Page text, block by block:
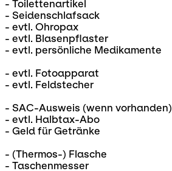
- Toilettenartikel
- Seidenschlafsack
- evtl. Ohropax
- evtl. Blasenpflaster
- evtl. persönliche Medikamente
- evtl. Fotoapparat
- evtl. Feldstecher
- SAC-Ausweis (wenn vorhanden)
- evtl. Halbtax-Abo
- Geld für Getränke
- (Thermos-) Flasche
- Taschenmesser